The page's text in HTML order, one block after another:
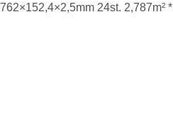
762×152,4×2,5mm 24st. 2,787m² *